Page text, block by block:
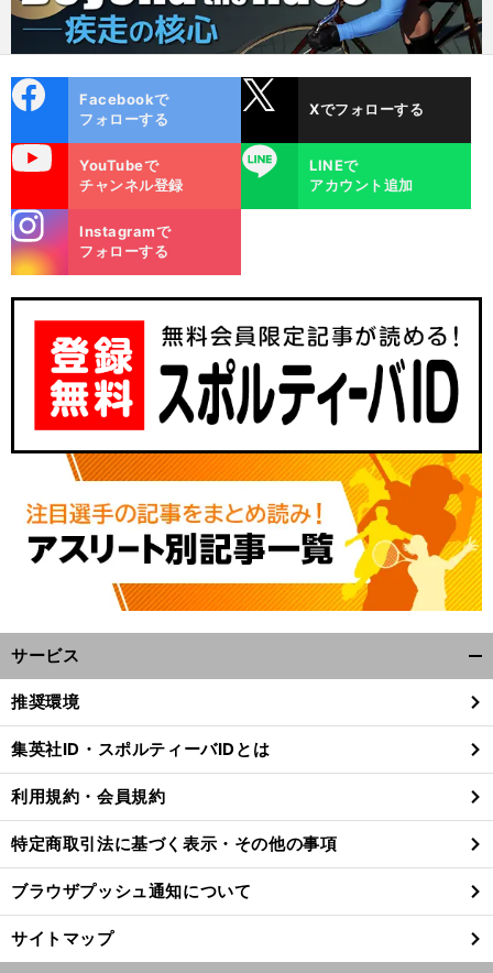
ok
Facebookで
フォローする
Xでフォローする
YouTubeで
チャンネル登録
LINE
LINEで
アカウント追加
m
Instagramで
フォローする
サービス
閉
る
推奨環境
集英社ID・スポルティーバIDとは
利用規約・会員規約
特定商取引法に基づく表示・その他の事項
ブラウザプッシュ通知について
サイトマップ